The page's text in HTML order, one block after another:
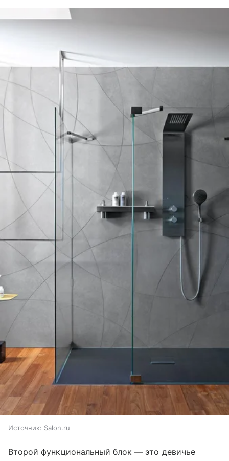
Источник: Salon.ru
Второй функциональный блок — это девичье